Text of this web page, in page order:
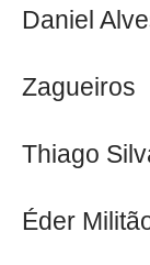
Daniel
Zagueiros
Thiago
Éder